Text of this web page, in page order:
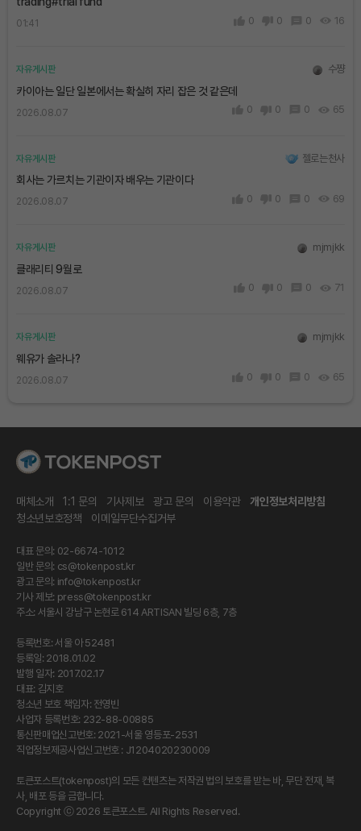
01:41 0 0 0 16
자유게시판 수쨩
카이아는 일단 일본에서는 확실히 자리 잡은 것 같은데
2026.08.07 0 0 0 65
자유게시판 젤로는천사
회사는 가르치는 기관이자 배우는 기관이다
2026.08.07 0 0 0 69
자유게시판 mjmjkk
클래리티 9월로
2026.08.07 0 0 0 71
자유게시판 mjmjkk
웨유가 솔라나?
2026.08.07 0 0 0 65
매체소개 1:1 문의 기사제보 광고 문의 이용약관
개인정보처리방침
청소년보호정책
이메일무단수집거부
대표 문의: 02-6674-1012
일반 문의: cs@tokenpost.kr
광고 문의: info@tokenpost.kr
기사 제보: press@tokenpost.kr
주소: 서울시 강남구 논현로 614 ARTISAN 빌딩 6층, 7층
등록번호: 서울 아 52481
등록일: 2018.01.02
발행 일자: 2017.02.17
대표: 김지호
청소년 보호 책임자: 전영빈
사업자 등록번호: 232-88-00885
통신판매업신고번호: 2021-서울 영등포-2531
직업정보제공사업신고번호 : J1204020230009
토큰포스트(tokenpost)의 모든 컨텐츠는 저작권 법의 보호를 받는 바, 무단 전재, 복
사, 배포 등을 금합니다.
Copyright ⓒ 2026 토큰포스트. All Rights Reserved.